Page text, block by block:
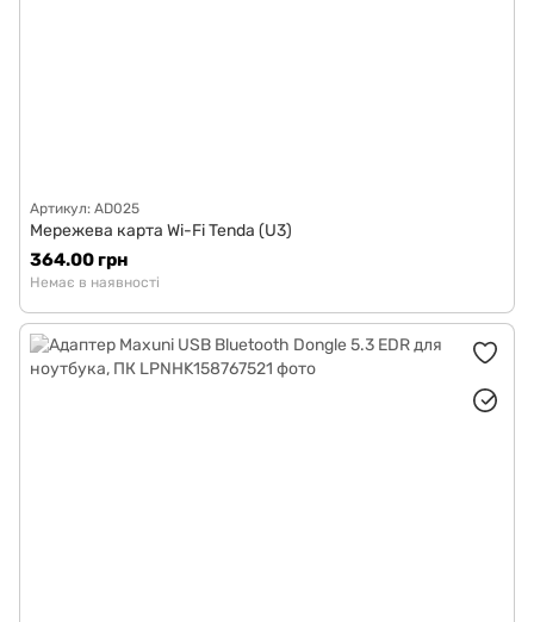
Артикул: AD025
Мережева карта Wi-Fi Tenda (U3)
364.00 грн
Немає в наявності